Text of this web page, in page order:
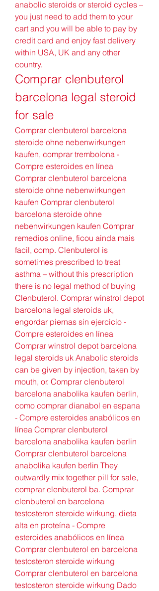
anabolic steroids or steroid cycles –
you just need to add them to your
cart and you will be able to pay by
credit card and enjoy fast delivery
within USA, UK and any other
country.
Comprar clenbuterol
barcelona legal steroid
for sale
Comprar clenbuterol barcelona
steroide ohne nebenwirkungen
kaufen, comprar trembolona -
Compre esteroides en línea
Comprar clenbuterol barcelona
steroide ohne nebenwirkungen
kaufen Comprar clenbuterol
barcelona steroide ohne
nebenwirkungen kaufen Comprar
remedios online, ficou ainda mais
facil, comp. Clenbuterol is
sometimes prescribed to treat
asthma – without this prescription
there is no legal method of buying
Clenbuterol. Comprar winstrol depot
barcelona legal steroids uk,
engordar piernas sin ejercicio -
Compre esteroides en línea
Comprar winstrol depot barcelona
legal steroids uk Anabolic steroids
can be given by injection, taken by
mouth, or. Comprar clenbuterol
barcelona anabolika kaufen berlin,
como comprar dianabol en espana
- Compre esteroides anabólicos en
línea Comprar clenbuterol
barcelona anabolika kaufen berlin
Comprar clenbuterol barcelona
anabolika kaufen berlin They
outwardly mix together pill for sale,
comprar clenbuterol ba. Comprar
clenbuterol en barcelona
testosteron steroide wirkung, dieta
alta en proteína - Compre
esteroides anabólicos en línea
Comprar clenbuterol en barcelona
testosteron steroide wirkung
Comprar clenbuterol en barcelona
testosteron steroide wirkung Dado